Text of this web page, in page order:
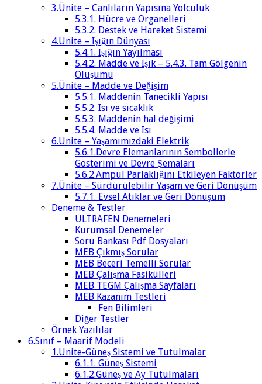
3.Ünite – Canlıların Yapısına Yolculuk
5.3.1. Hücre ve Organelleri
5.3.2. Destek ve Hareket Sistemi
4.Ünite – Işığın Dünyası
5.4.1. Işığın Yayılması
5.4.2. Madde ve Işık – 5.4.3. Tam Gölgenin
Oluşumu
5.Ünite – Madde ve Değişim
5.5.1. Maddenin Tanecikli Yapısı
5.5.2. Isı ve sıcaklık
5.5.3. Maddenin hal değişimi
5.5.4. Madde ve Isı
6.Ünite – Yaşamımızdaki Elektrik
5.6.1.Devre Elemanlarının Sembollerle
Gösterimi ve Devre Şemaları
5.6.2.Ampul Parlaklığını Etkileyen Faktörler
7.Ünite – Sürdürülebilir Yaşam ve Geri Dönüşüm
5.7.1. Evsel Atıklar ve Geri Dönüşüm
Deneme & Testler
ULTRAFEN Denemeleri
Kurumsal Denemeler
Soru Bankası Pdf Dosyaları
MEB Çıkmış Sorular
MEB Beceri Temelli Sorular
MEB Çalışma Fasikülleri
MEB TEGM Çalışma Sayfaları
MEB Kazanım Testleri
Fen Bilimleri
Diğer Testler
Örnek Yazılılar
6.Sınıf – Maarif Modeli
1.Ünite-Güneş Sistemi ve Tutulmalar
6.1.1. Güneş Sistemi
6.1.2.Güneş ve Ay Tutulmaları